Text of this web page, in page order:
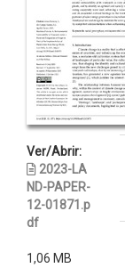
Ver/Abrir:
2023-LA
ND-PAPER-
12-01871.p
df
1,06 MB